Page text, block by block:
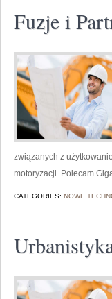
Fuzje i
związanych z
motoryzacji. Polecam
CATEGORIES: NOWE